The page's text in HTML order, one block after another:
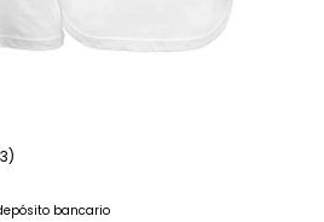
bancario